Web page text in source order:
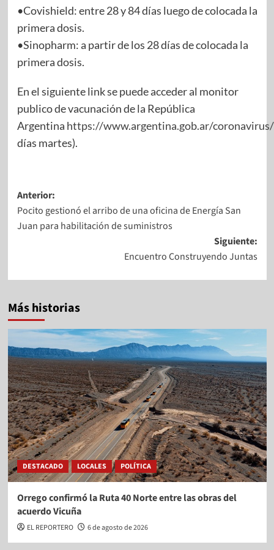
•Covishield: entre 28 y 84 días luego de colocada la
primera dosis.
•Sinopharm: a partir de los 28 días de colocada la
primera dosis.
En el siguiente link se puede acceder al monitor
publico de vacunación de la República
Argentina https://www.argentina.gob.ar/
días martes).
Anterior:
Pocito gestionó el arribo de una oficina de Energía San
Juan para habilitación de suministros
Siguiente:
Encuentro Construyendo Juntas
Más historias
DESTACADO LOCALES POLÍTICA
Orrego confirmó la Ruta 40 Norte entre las obras del
acuerdo Vicuña
EL REPORTERO 6 de agosto de 2026